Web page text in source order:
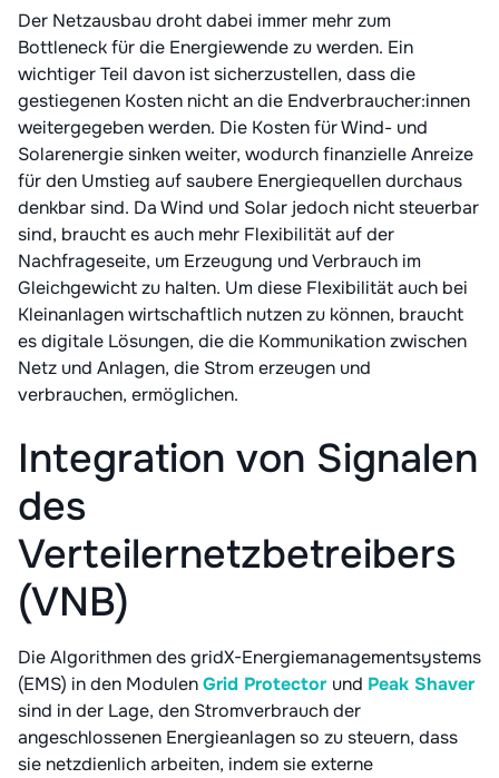
Der Netzausbau droht dabei immer mehr zum
Bottleneck für die Energiewende zu werden. Ein
wichtiger Teil davon ist sicherzustellen, dass die
gestiegenen Kosten nicht an die Endverbraucher:innen
weitergegeben werden. Die Kosten für Wind- und
Solarenergie sinken weiter, wodurch finanzielle Anreize
für den Umstieg auf saubere Energiequellen durchaus
denkbar sind. Da Wind und Solar jedoch nicht steuerbar
sind, braucht es auch mehr Flexibilität auf der
Nachfrageseite, um Erzeugung und Verbrauch im
Gleichgewicht zu halten. Um diese Flexibilität auch bei
Kleinanlagen wirtschaftlich nutzen zu können, braucht
es digitale Lösungen, die die Kommunikation zwischen
Netz und Anlagen, die Strom erzeugen und
verbrauchen, ermöglichen.
Integration von Signalen
des
Verteilernetzbetreibers
(VNB)
Die Algorithmen des gridX-Energiemanagementsystems
(EMS) in den ModulenGrid Protector und Peak Shaver
sind in der Lage, den Stromverbrauch der
angeschlossenen Energieanlagen so zu steuern, dass
sie netzdienlich arbeiten, indem sie externe